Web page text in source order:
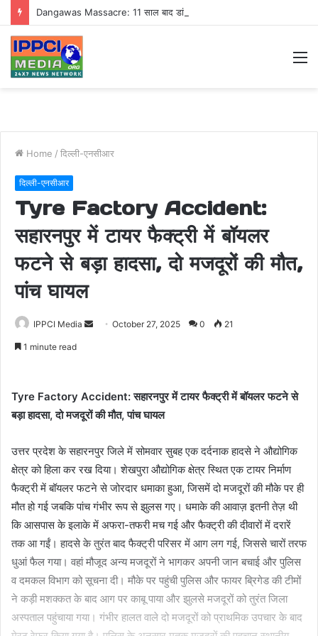
Home / दिल्ली-एनसीआर
दिल्ली-एनसीआर
Tyre Factory Accident:
सहारनपुर में टायर फैक्ट्री में बॉयलर
फटने से बड़ा हादसा, दो मजदूरों की मौत,
पांच घायल
IPPCI Media
SendOctober 27, 2025 0 21
1 minute read
Tyre Factory Accident: सहारनपुर में टायर फैक्ट्री में बॉयलर फटने से
बड़ा हादसा, दो मजदूरों की मौत, पांच घायल
उत्तर प्रदेश के सहारनपुर जिले में सोमवार सुबह एक दर्दनाक हादसे ने औद्योगिक
क्षेत्र को हिला कर रख दिया। शेखपुरा औद्योगिक क्षेत्र स्थित एक टायर निर्माण
फैक्ट्री में बॉयलर फटने से जोरदार धमाका हुआ, जिसमें दो मजदूरों की मौके पर ही
मौत हो गई जबकि पांच गंभीर रूप से झुलस गए। धमाके की आवाज़ इतनी तेज़ थी
कि आसपास के इलाके में अफरा-तफरी मच गई और फैक्ट्री की दीवारों में दरारें
तक आ गईं। हादसे के तुरंत बाद फैक्ट्री परिसर में आग लग गई, जिससे चारों तरफ
धुआं फैल गया। वहां मौजूद अन्य मजदूरों ने भागकर अपनी जान बचाई और पुलिस
व दमकल विभाग को सूचना दी। मौके पर पहुंची पुलिस और फायर ब्रिगेड की टीमों
ने कड़ी मशक्कत के बाद आग पर काबू पाया और झुलसे मजदूरों को तुरंत जिला
अस्पताल पहुंचाया गया। गंभीर हालत वाले दो मजदूरों को प्राथमिक उपचार के बाद